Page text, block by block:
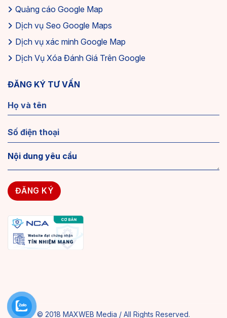
Quảng cáo Google Map
Dịch vụ Seo Google Maps
Dịch vụ xác minh Google Map
Dịch Vụ Xóa Đánh Giá Trên Google
ĐĂNG KÝ TƯ VẤN
© 2018 MAXWEB Media / All Rights Reserved.